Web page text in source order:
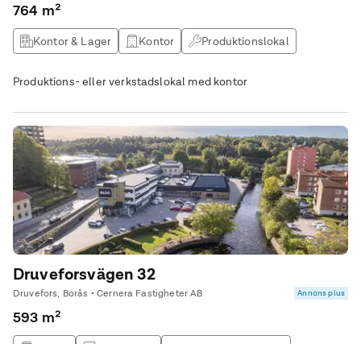
764 m²
Kontor & Lager Kontor
Produktionslokal
Produktions- eller verkstadslokal med kontor
Druveforsvägen 32
Druvefors, Borås • Cernera Fastigheter AB Annons plus
593 m²